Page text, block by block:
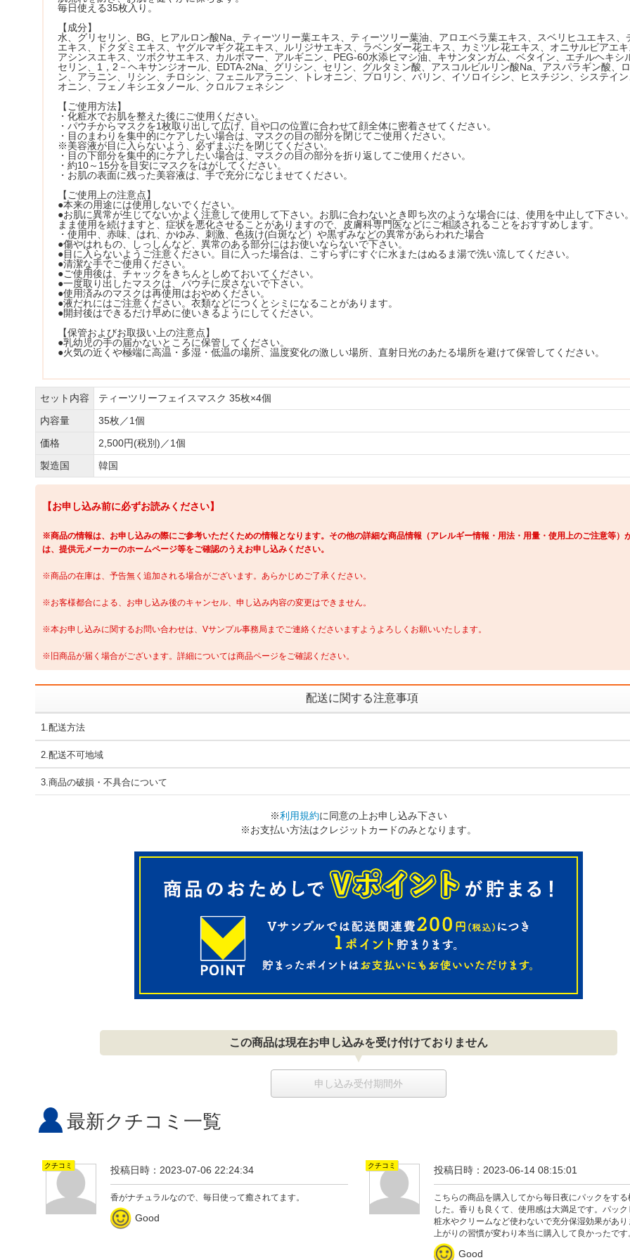
毎日使える35枚入り。
【成分】
水、グリセリン、BG、ヒアルロン酸Na、ティーツリー葉エキス、ティーツリー葉油、アロエベラ葉エキス、スベリヒユエキス、
エキス、ドクダミエキス、ヤグルマギク花エキス、ルリジサエキス、ラベンダー花エキス、カミツレ花エキス、オニサルビアエキ
アシンスエキス、ツボクサエキス、カルボマー、アルギニン、PEG-60水添ヒマシ油、キサンタンガム、ベタイン、エチルヘキシ
セリン、1，2－ヘキサンジオール、EDTA-2Na、グリシン、セリン、グルタミン酸、アスコルビルリン酸Na、アスパラギン酸、
ン、アラニン、リシン、チロシン、フェニルアラニン、トレオニン、プロリン、バリン、イソロイシン、ヒスチジン、システイ
オニン、フェノキシエタノール、クロルフェネシン
【ご使用方法】
・化粧水でお肌を整えた後にご使用ください。
・パウチからマスクを1枚取り出して広げ、目や口の位置に合わせて顔全体に密着させてください。
・目のまわりを集中的にケアしたい場合は、マスクの目の部分を閉じてご使用ください。
※美容液が目に入らないよう、必ずまぶたを閉じてください。
・目の下部分を集中的にケアしたい場合は、マスクの目の部分を折り返してご使用ください。
・約10～15分を目安にマスクをはがしてください。
・お肌の表面に残った美容液は、手で充分になじませてください。
【ご使用上の注意点】
●本来の用途には使用しないでください。
●お肌に異常が生じてないかよく注意して使用して下さい。お肌に合わないとき即ち次のような場合には、使用を中止して下さい
まま使用を続けますと、症状を悪化させることがありますので、皮膚科専門医などにご相談されることをおすすめします。
・使用中、赤味、はれ、かゆみ、刺激、色抜け(白斑など）や黒ずみなどの異常があらわれた場合
●傷やはれもの、しっしんなど、異常のある部分にはお使いならないで下さい。
●目に入らないようご注意ください。目に入った場合は、こすらずにすぐに水またはぬるま湯で洗い流してください。
●清潔な手でご使用ください。
●ご使用後は、チャックをきちんとしめておいてください。
●一度取り出したマスクは、パウチに戻さないで下さい。
●使用済みのマスクは再使用はおやめください。
●液だれにはご注意ください。衣類などにつくとシミになることがあります。
●開封後はできるだけ早めに使いきるようにしてください。
【保管およびお取扱い上の注意点】
●乳幼児の手の届かないところに保管してください。
●火気の近くや極端に高温・多湿・低温の場所、温度変化の激しい場所、直射日光のあたる場所を避けて保管してください。
セット内容
ティーツリーフェイスマスク 35枚×4個
内容量
35枚／1個
価格
2,500円(税別)／1個
製造国
韓国
【お申し込み前に必ずお読みください】
※商品の情報は、お申し込みの際にご参考いただくための情報となります。その他の詳細な商品情報（アレルギー情報・用法・用量・使用上のご注意等）
は、提供元メーカーのホームページ等をご確認のうえお申し込みください。
※商品の在庫は、予告無く追加される場合がございます。あらかじめご了承ください。
※お客様都合による、お申し込み後のキャンセル、申し込み内容の変更はできません。
※本お申し込みに関するお問い合わせは、Vサンプル事務局までご連絡くださいますようよろしくお願いいたします。
※旧商品が届く場合がございます。詳細については商品ページをご確認ください。
配送に関する注意事項
1.配送方法
2.配送不可地域
3.商品の破損・不具合について
※利用規約に同意の上お申し込み下さい
※お支払い方法はクレジットカードのみとなります。
この商品は現在お申し込みを受け付けておりません
申し込み受付期間外
最新クチコミ一覧
クチコミ 投稿日時：2023-07-06 22:24:34
香がナチュラルなので、毎日使って癒されてます。
Good
クチコミ 投稿日時：2023-06-14 08:15:01
こちらの商品を購入してから毎日夜にパックをする
した。香りも良くて、使用感は大満足です。パッ
粧水やクリームなど使わないで充分保湿効果があり
上がりの習慣が変わり本当に購入して良かったです
Good